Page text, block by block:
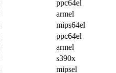
ppc64el
armel
mips64el
ppc64el
armel
s390x
mipsel